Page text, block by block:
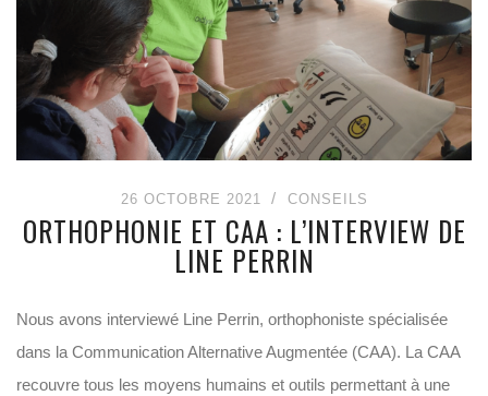
26 OCTOBRE 2021 CONSEILS
ORTHOPHONIE ET CAA : L’INTERVIEW DE
LINE PERRIN
Nous avons interviewé Line Perrin, orthophoniste spécialisée
dans la Communication Alternative Augmentée (CAA). La CAA
recouvre tous les moyens humains et outils permettant à une